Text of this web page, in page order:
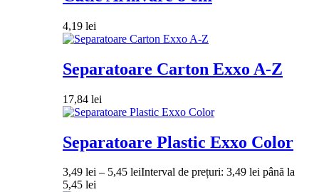
4,19 lei
Separatoare Carton Exxo A-Z
17,84 lei
Separatoare Plastic Exxo Color
3,49 lei – 5,45 leiInterval de prețuri: 3,49 lei până la
5,45 lei